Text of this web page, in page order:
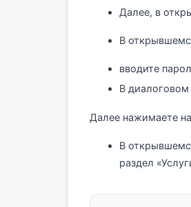
Далее, в
В
вводите
В
Далее нажимаете
В
раздел